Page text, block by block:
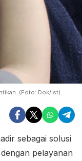
(Foto: Dok/Ist).
sebagai solusi
pelayanan